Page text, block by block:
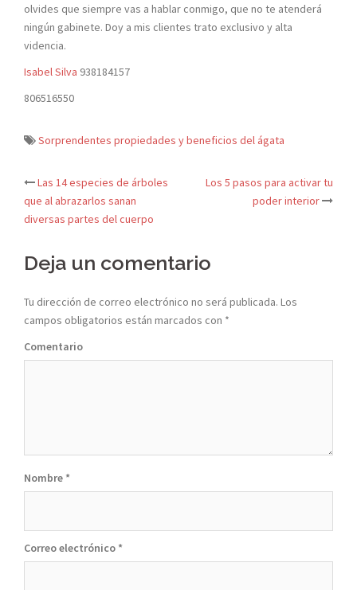
olvides que siempre vas a hablar conmigo, que no te atenderá
ningún gabinete. Doy a mis clientes trato exclusivo y alta
videncia.
Isabel Silva 938184157
806516550
Sorprendentes propiedades y beneficios del ágata
Navegación
de
entradas
Las 14 especies de árboles
que al abrazarlos sanan
diversas partes del cuerpo
Los 5 pasos para activar tu
poder interior
Deja un comentario
Tu dirección de correo electrónico no será publicada. Los
campos obligatorios están marcados con *
Comentario
Nombre *
Correo electrónico *